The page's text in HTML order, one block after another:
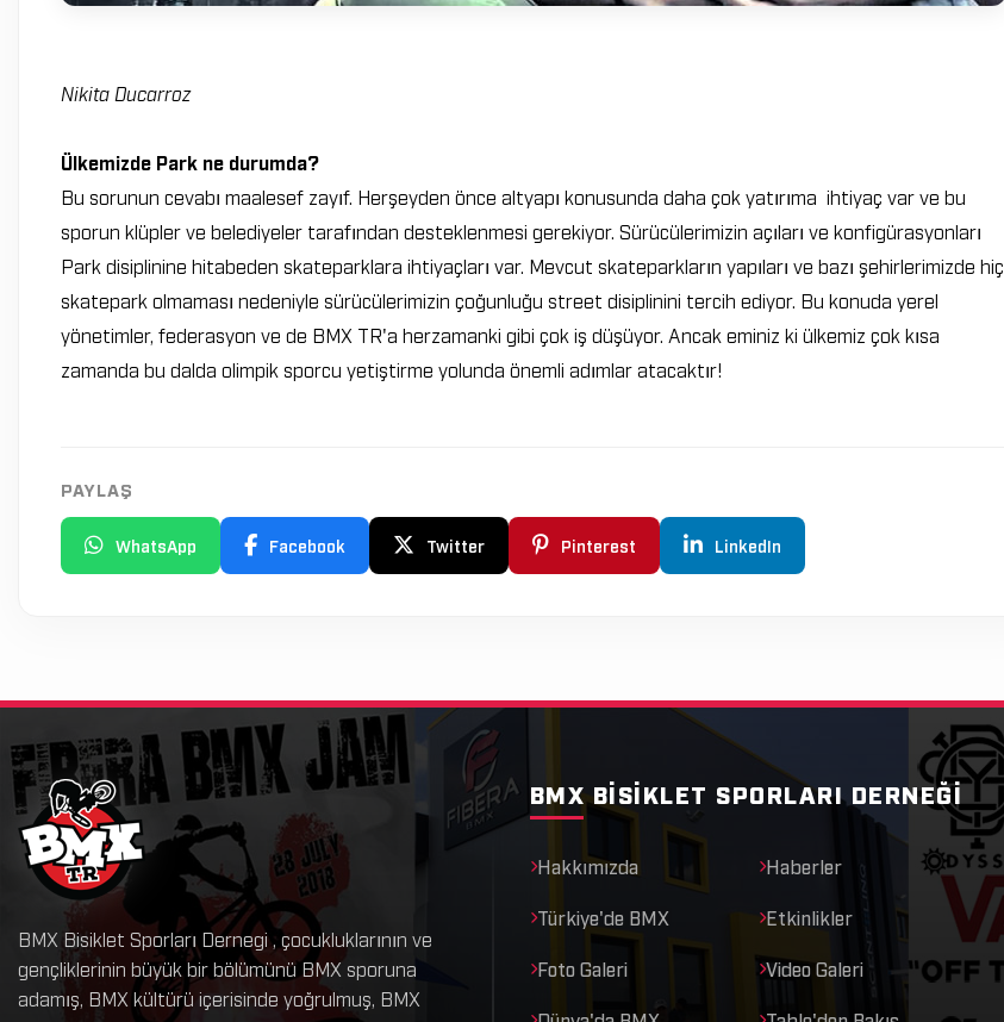
Nikita Ducarroz
Ülkemizde Park ne durumda?
Bu sorunun cevabı maalesef zayıf. Herşeyden önce altyapı konusunda daha çok yatırıma ihtiyaç var ve bu
sporun klüpler ve belediyeler tarafından desteklenmesi gerekiyor. Sürücülerimizin açıları ve konfigürasyonları
Park disiplinine hitabeden skateparklara ihtiyaçları var. Mevcut skateparkların yapıları ve bazı şehirlerimizde hiç
skatepark olmaması nedeniyle sürücülerimizin çoğunluğu street disiplinini tercih ediyor. Bu konuda yerel
yönetimler, federasyon ve de BMX TR'a herzamanki gibi çok iş düşüyor. Ancak eminiz ki ülkemiz çok kısa
zamanda bu dalda olimpik sporcu yetiştirme yolunda önemli adımlar atacaktır!
PAYLAŞ
WhatsApp Facebook Twitter Pinterest LinkedIn
BMX Bisiklet Sporları Dernegi , çocukluklarının ve
gençliklerinin büyük bir bölümünü BMX sporuna
adamış, BMX kültürü içerisinde yoğrulmuş, BMX
BMX BISIKLET SPORLARI DERNEĞI
Hakkımızda Haberler
Türkiye'de BMX Etkinlikler
Foto Galeri Video Galeri